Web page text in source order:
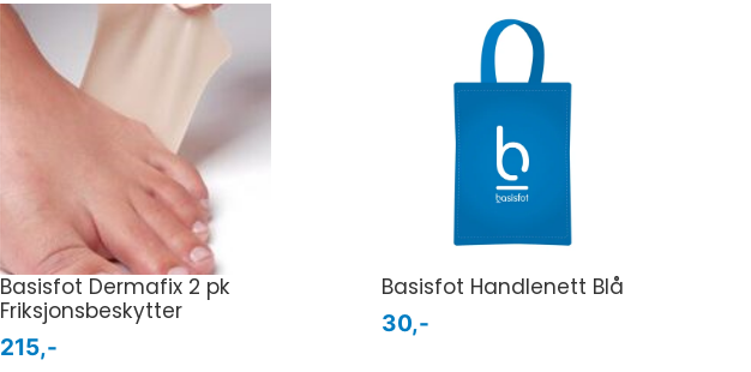
Basisfot Dermafix 2 pk
Friksjonsbeskytter
215,-
Basisfot Handlenett Blå
30,-